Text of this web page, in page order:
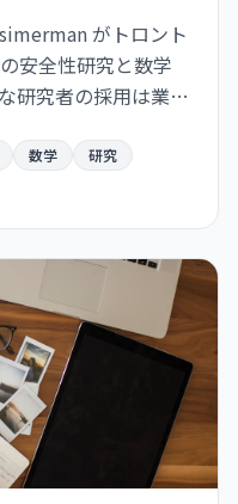
がトロント
安全性研究と数学
研究者の採用は業界
数学 研究